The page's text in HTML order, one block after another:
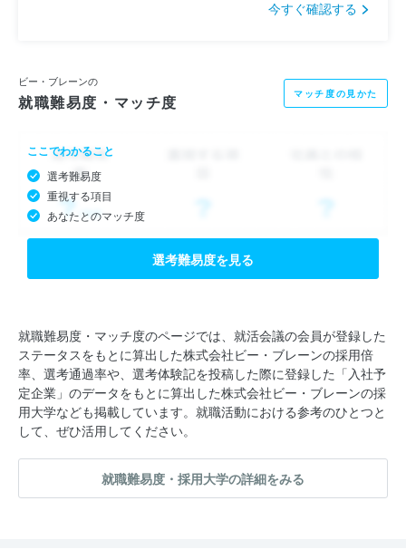
今すぐ確認する
ビー・ブレーンの
就職難易度・マッチ度 マッチ度の見かた
ここでわかること
選考難易度
重視する項目
あなたとのマッチ度
選考難易度を見る
就職難易度・マッチ度のページでは、就活会議の会員が登録した
ステータスをもとに算出した株式会社ビー・ブレーンの採用倍
率、選考通過率や、選考体験記を投稿した際に登録した「入社予
定企業」のデータをもとに算出した株式会社ビー・ブレーンの採
用大学なども掲載しています。就職活動における参考のひとつと
して、ぜひ活用してください。
就職難易度・採用大学の詳細をみる